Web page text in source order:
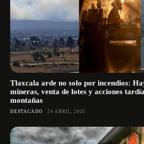
Tlaxcala arde no solo por incendios:
mineras, venta de lotes y acciones
montañas
DESTACADO 24 ABRIL, 2025